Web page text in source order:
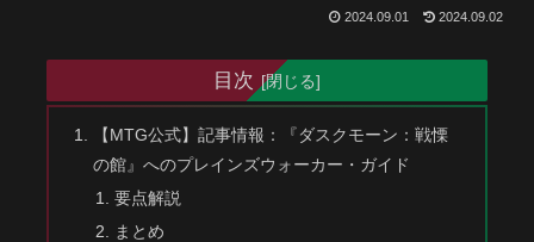
2024.09.01 2024.09.02
目次
【MTG公式】記事情報：『ダスクモーン：戦慄
の館』へのプレインズウォーカー・ガイド
要点解説
まとめ